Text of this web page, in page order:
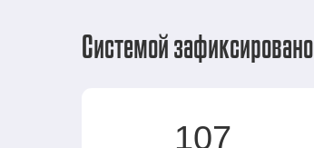
Системой зафиксировано
107